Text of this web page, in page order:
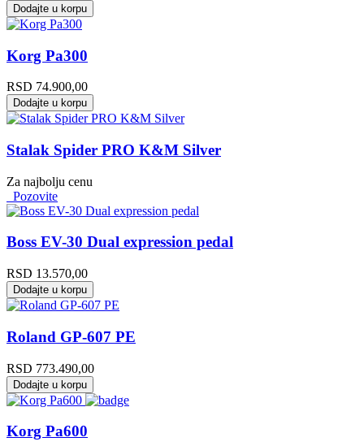
Dodajte u korpu
Korg Pa300
RSD 74.900,00
Dodajte u korpu
Stalak Spider PRO K&M Silver
Za najbolju cenu
Pozovite
Boss EV-30 Dual expression pedal
RSD 13.570,00
Dodajte u korpu
Roland GP-607 PE
RSD 773.490,00
Dodajte u korpu
Korg Pa600